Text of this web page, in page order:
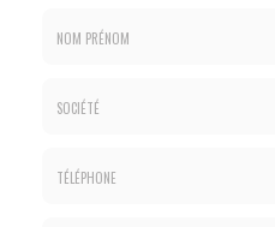
Nom
*
Société